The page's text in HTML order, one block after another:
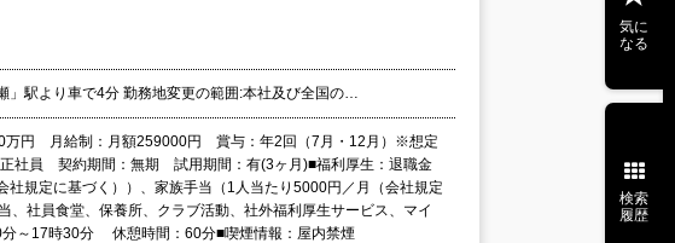
」駅より車で4分 勤務地変更の範囲:本社及び全国の…
万円 月給制：月額259000円 賞与：年2回（7月・12月）※想定
社員 契約期間：無期 試用期間：有(3ヶ月)■福利厚生：退職金
規定に基づく））、家族手当（1人当たり5000円／月（会社規定
、社員食堂、保養所、クラブ活動、社外福利厚生サービス、マイ
～17時30分 休憩時間：60分■喫煙情報：屋内禁煙
気に
なる
検索
履歴